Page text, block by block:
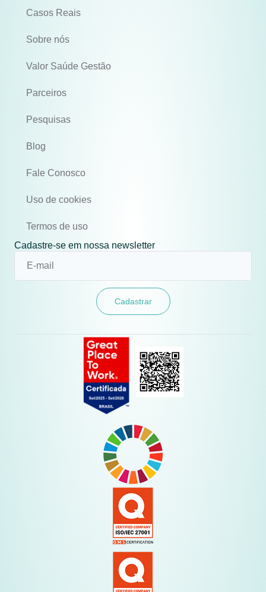
Casos Reais
Sobre nós
Valor Saúde Gestão
Parceiros
Pesquisas
Blog
Fale Conosco
Uso de cookies
Termos de uso
Cadastre-se em nossa newsletter
Cadastrar